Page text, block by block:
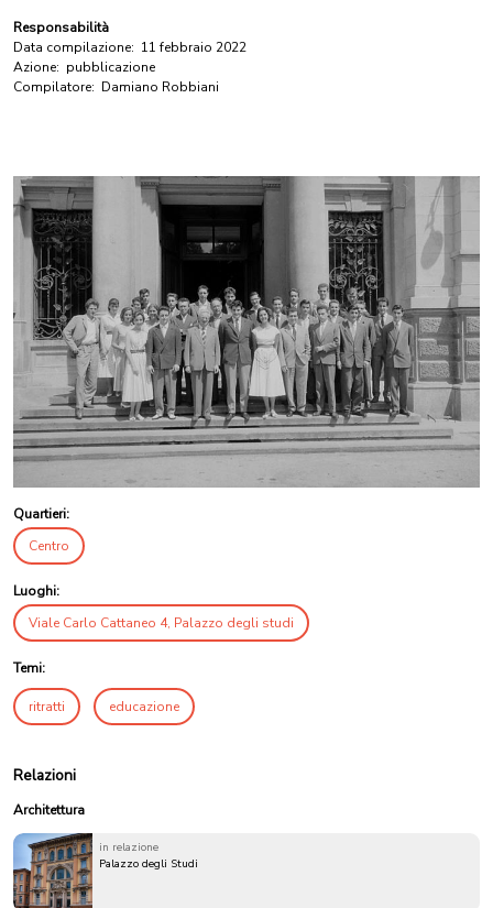
Responsabilità
Data compilazione: 11 febbraio 2022
Azione: pubblicazione
Compilatore: Damiano Robbiani
Quartieri:
Centro
Luoghi:
Viale Carlo Cattaneo 4, Palazzo degli studi
Temi:
ritratti educazione
Relazioni
Architettura
in relazione
Palazzo degli Studi